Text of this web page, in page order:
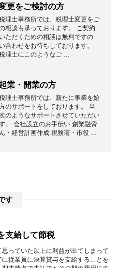
更をご検討の方
理士事務所では、税理士変更をご
相談も承っております。 ご契約
ただくための相談は無料ですの
合わせをお待ちしております。
理士にこのようなご ...
業・開業の方
理士事務所では、新たに事業を始
のサポートをしております。 当
のようなサポートさせていただい
。 会社設立のお手伝い 創業融資
・経営計画作成 税務署・市役 ...
す
支給して節税
っていた以上に利益が出てしまって
に従業員に決算賞与を支給することを